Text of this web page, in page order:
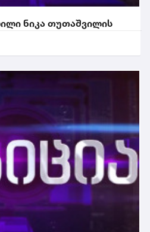
ნიკა თუთაშვილის